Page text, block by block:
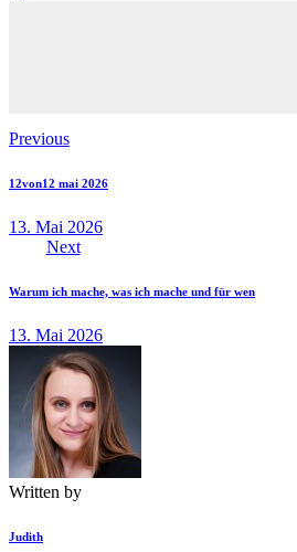
Previous
12von12 mai 2026
13. Mai 2026
Next
Warum ich mache, was ich mache und für wen
13. Mai 2026
Written by
Judith